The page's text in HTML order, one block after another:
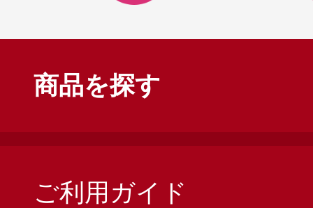
商品を探す
ご利用ガイド